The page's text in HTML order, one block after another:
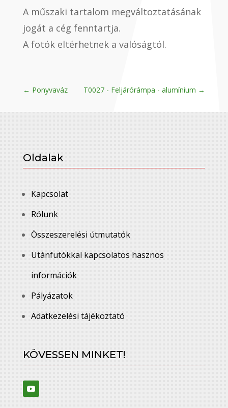
A műszaki tartalom megváltoztatásának
jogát a cég fenntartja.
A fotók eltérhetnek a valóságtól.
← Ponyvaváz T0027 - Feljárórámpa - alumínium →
Oldalak
Kapcsolat
Rólunk
Összeszerelési útmutatók
Utánfutókkal kapcsolatos hasznos
információk
Pályázatok
Adatkezelési tájékoztató
KÖVESSEN MINKET!